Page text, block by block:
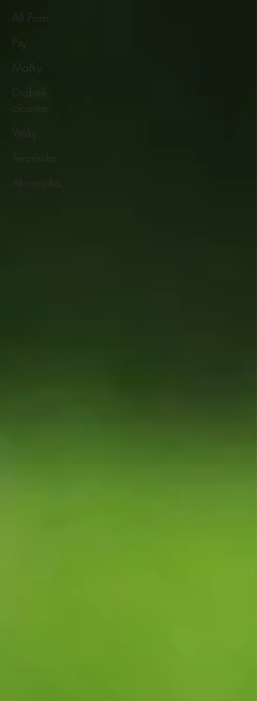
All Posts
Psy
Mačky
Drobné
cicavce
Vtáky
Teraristika
Akvaristika